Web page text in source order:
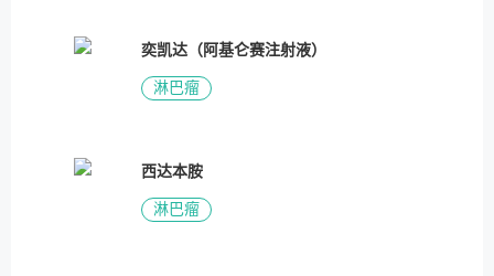
奕凯达（阿基仑赛注射液）
淋巴瘤
西达本胺
淋巴瘤